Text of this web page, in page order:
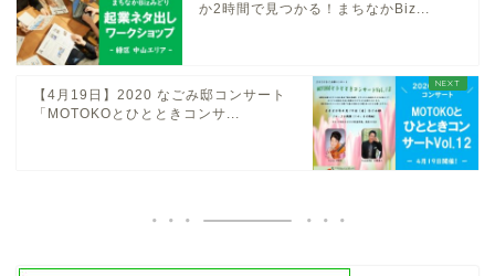
か2時間で見つかる！まちなかBiz...
【4月19日】2020 なごみ邸コンサート
「MOTOKOとひとときコンサ...